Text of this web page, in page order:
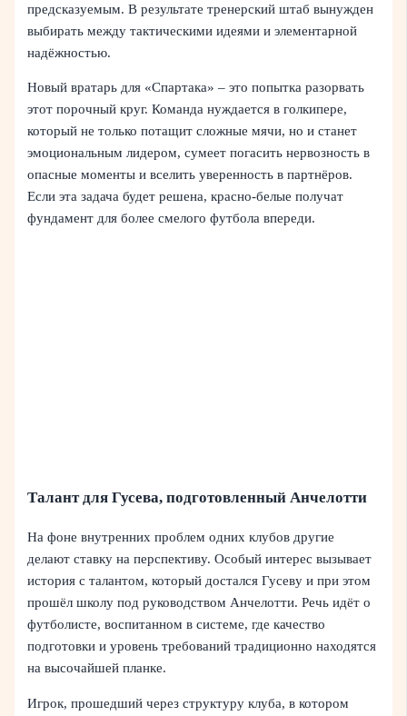
предсказуемым. В результате тренерский штаб вынужден
выбирать между тактическими идеями и элементарной
надёжностью.
Новый вратарь для «Спартака» – это попытка разорвать
этот порочный круг. Команда нуждается в голкипере,
который не только потащит сложные мячи, но и станет
эмоциональным лидером, сумеет погасить нервозность в
опасные моменты и вселить уверенность в партнёров.
Если эта задача будет решена, красно-белые получат
фундамент для более смелого футбола впереди.
Талант для Гусева, подготовленный Анчелотти
На фоне внутренних проблем одних клубов другие
делают ставку на перспективу. Особый интерес вызывает
история с талантом, который достался Гусеву и при этом
прошёл школу под руководством Анчелотти. Речь идёт о
футболисте, воспитанном в системе, где качество
подготовки и уровень требований традиционно находятся
на высочайшей планке.
Игрок, прошедший через структуру клуба, в котором